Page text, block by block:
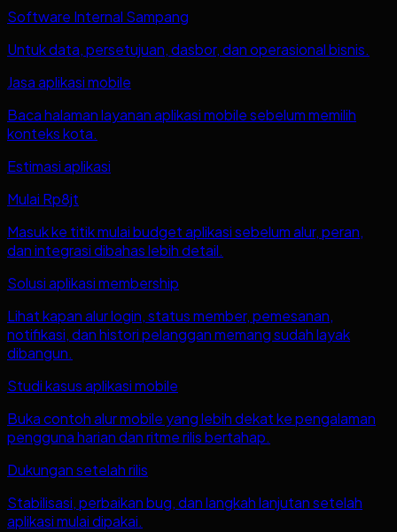
Software Internal Sampang
Untuk data, persetujuan, dasbor, dan operasional bisnis.
Jasa aplikasi mobile
Baca halaman layanan aplikasi mobile sebelum memilih
konteks kota.
Estimasi aplikasi
Mulai Rp8jt
Masuk ke titik mulai budget aplikasi sebelum alur, peran,
dan integrasi dibahas lebih detail.
Solusi aplikasi membership
Lihat kapan alur login, status member, pemesanan,
notifikasi, dan histori pelanggan memang sudah layak
dibangun.
Studi kasus aplikasi mobile
Buka contoh alur mobile yang lebih dekat ke pengalaman
pengguna harian dan ritme rilis bertahap.
Dukungan setelah rilis
Stabilisasi, perbaikan bug, dan langkah lanjutan setelah
aplikasi mulai dipakai.